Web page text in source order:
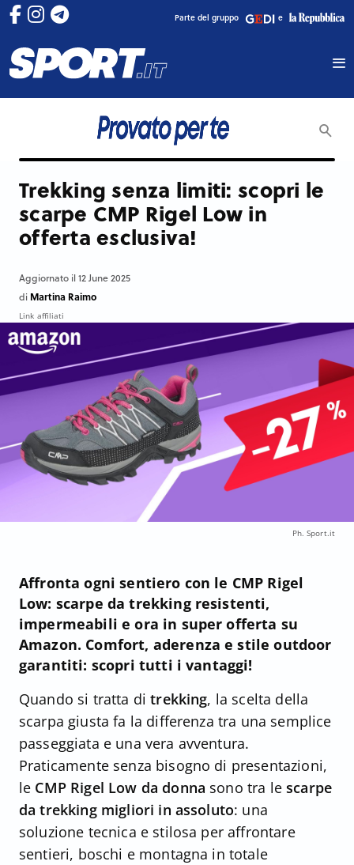
Parte del gruppo e
Trekking senza limiti: scopri le
scarpe CMP Rigel Low in
offerta esclusiva!
Aggiornato il 12 June 2025
di Martina Raimo
Link affiliati
Ph. Sport.it
Affronta ogni sentiero con le CMP Rigel
Low: scarpe da trekking resistenti,
impermeabili e ora in super offerta su
Amazon. Comfort, aderenza e stile outdoor
garantiti: scopri tutti i vantaggi!
Quando si tratta ditrekking, la scelta della
scarpa giusta fa la differenza tra una semplice
passeggiata e una vera avventura.
Praticamente senza bisogno di presentazioni,
le CMP Rigel Low da donna sono tra lescarpe
da trekking migliori in assoluto: una
soluzione tecnica e stilosa per affrontare
sentieri, boschi e montagna in totale